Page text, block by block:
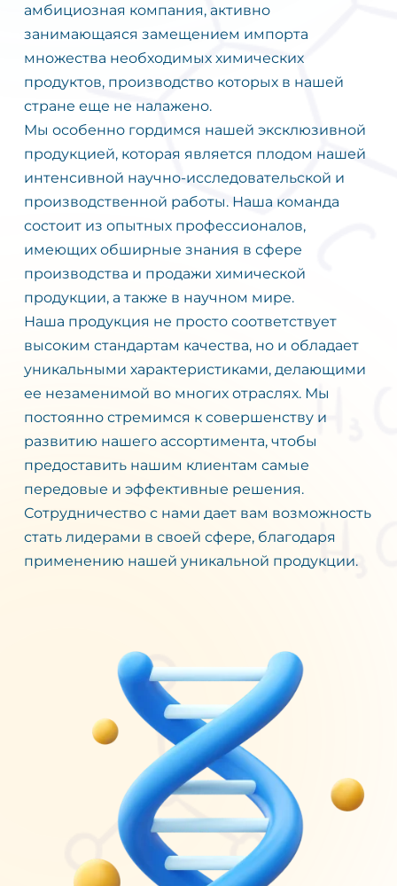
амбициозная компания, активно
занимающаяся замещением импорта
множества необходимых химических
продуктов, производство которых в нашей
стране еще не налажено.
Мы особенно гордимся нашей эксклюзивной
продукцией, которая является плодом нашей
интенсивной научно-исследовательской и
производственной работы. Наша команда
состоит из опытных профессионалов,
имеющих обширные знания в сфере
производства и продажи химической
продукции, а также в научном мире.
Наша продукция не просто соответствует
высоким стандартам качества, но и обладает
уникальными характеристиками, делающими
ее незаменимой во многих отраслях. Мы
постоянно стремимся к совершенству и
развитию нашего ассортимента, чтобы
предоставить нашим клиентам самые
передовые и эффективные решения.
Сотрудничество с нами дает вам возможность
стать лидерами в своей сфере, благодаря
применению нашей уникальной продукции.